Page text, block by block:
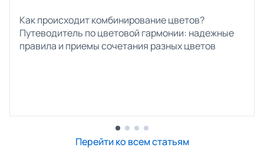
Как происходит комбинирование цветов?
Путеводитель по цветовой гармонии: надежные
правила и приемы сочетания разных цветов
Перейти ко всем статьям